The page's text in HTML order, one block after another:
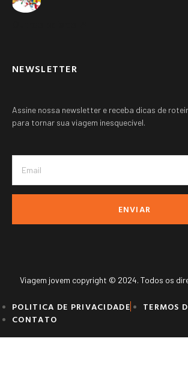
NEWSLETTER
Assine nossa newsletter e receba dicas de
para tornar sua viagem inesquecível.
ENVIAR
Viagem jovem copyright © 2024. Todos os
POLITICA DE PRIVACIDADE
TERMOS
CONTATO